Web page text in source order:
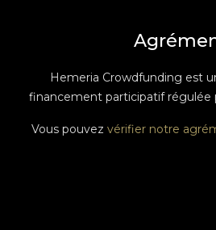
Hemeria Crowdfunding est
financement participatif régulée
Vous pouvez vérifier notre